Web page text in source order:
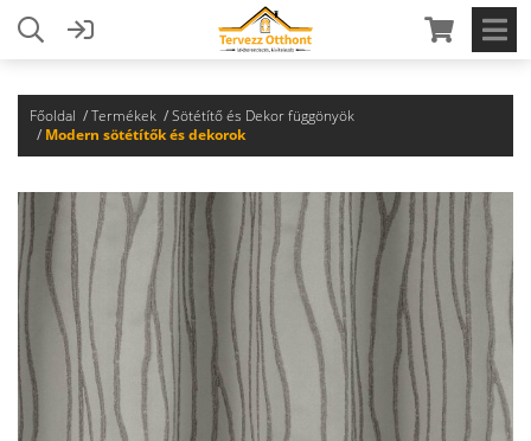
Főoldal Termékek
Sötétítő és Dekor függönyök
Modern sötétítők és dekorok